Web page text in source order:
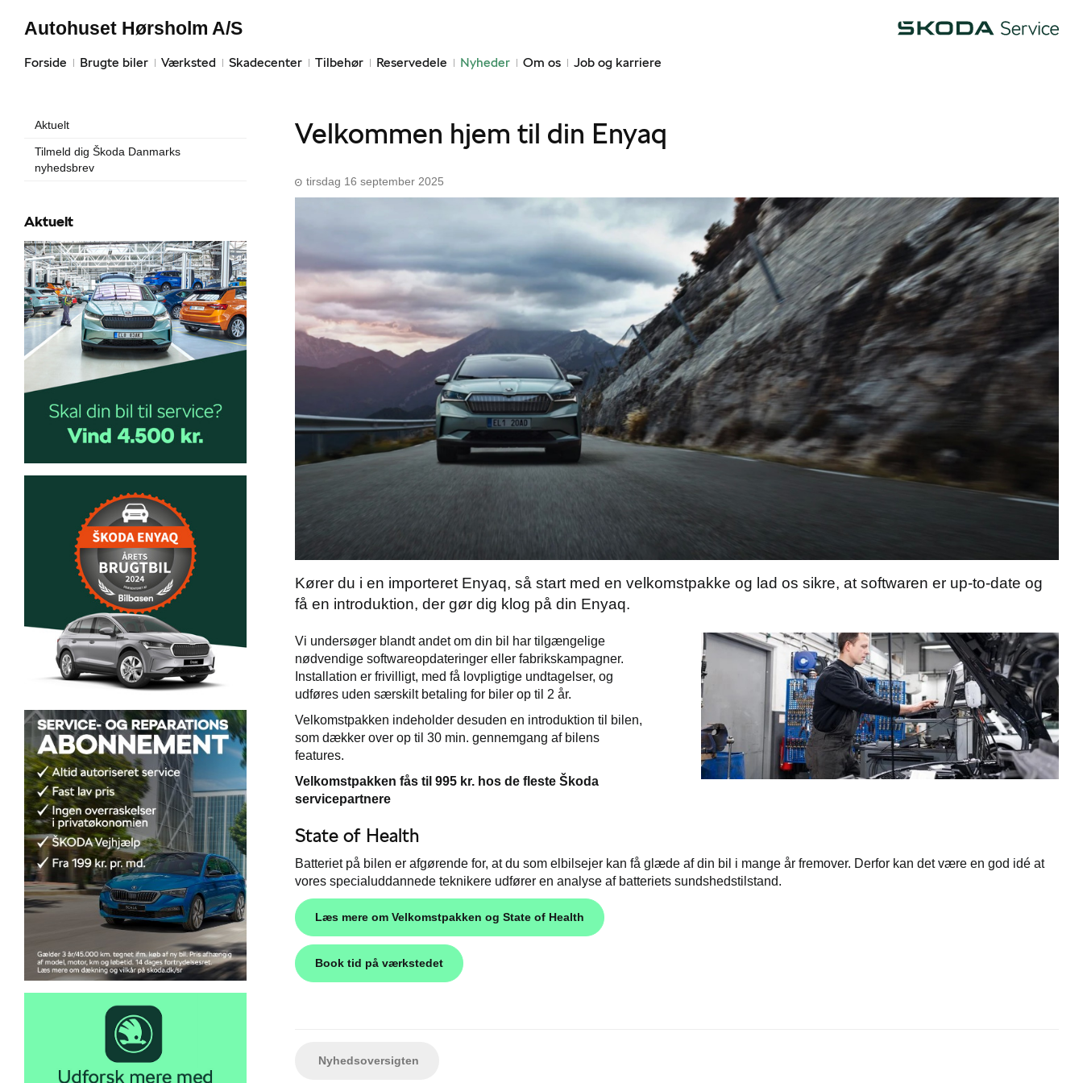
Forside Brugte biler Værksted Skadecenter Tilbehør Reservedele Nyheder Om os Job og karriere
Škoda
Autohuset Hørsholm A/S
Aktuelt
Tilmeld dig Škoda Danmarks
nyhedsbrev
Aktuelt
Velkommen hjem til din Enyaq
tirsdag 16 september 2025
Kører du i en importeret Enyaq, så start med en velkomstpakke og lad os sikre, at softwaren er up-to-date og
få en introduktion, der gør dig klog på din Enyaq.
Vi undersøger blandt andet om din bil har tilgængelige
nødvendige softwareopdateringer eller fabrikskampagner.
Installation er frivilligt, med få lovpligtige undtagelser, og
udføres uden særskilt betaling for biler op til 2 år.
Velkomstpakken indeholder desuden en introduktion til bilen,
som dækker over op til 30 min. gennemgang af bilens
features.
Velkomstpakken fås til 995 kr. hos de fleste Škoda
servicepartnere
State of Health
Batteriet på bilen er afgørende for, at du som elbilsejer kan få glæde af din bil i mange år fremover. Derfor kan det være en god idé at
vores specialuddannede teknikere udfører en analyse af batteriets sundshedstilstand.
Læs mere om Velkomstpakken og State of Health
Book tid på værkstedet
Nyhedsoversigten